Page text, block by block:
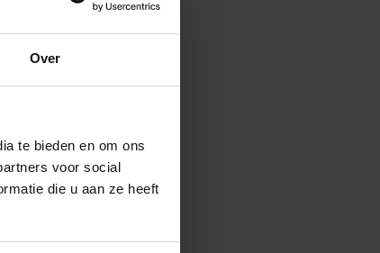
Over
te bieden en om ons
voor social
die u aan ze heeft
richtlijn
De
U